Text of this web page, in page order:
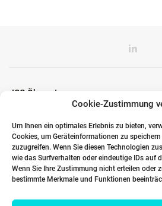
Cookie-Zustimmung
Um Ihnen ein optimales Erlebnis zu bieten,
Cookies, um Geräteinformationen zu
zuzugreifen. Wenn Sie diesen Technologien
wie das Surfverhalten oder eindeutige IDs auf
Wenn Sie Ihre Zustimmung nicht erteilen oder
bestimmte Merkmale und Funktionen
ICG Ökosystem
Globale Partner